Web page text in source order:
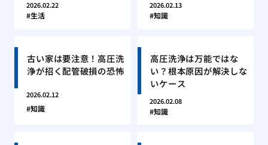
2026.02.22
生活
2026.02.13
知識
古い家は要注意！高圧洗
浄が招く配管破損の恐怖
2026.02.12
知識
高圧洗浄は万能ではな
い？根本原因が解決しな
いケース
2026.02.08
知識